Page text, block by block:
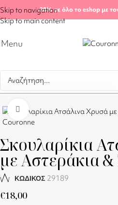
Skip to navigation
Skip to main content
-20%σε όλο το eshop με
Menu
Αρχική σελίδα
Click to enlarge
Σκουλαρίκια
με Αστεράκια
ΚΩΔΙΚΟΣ 29189
€18,00